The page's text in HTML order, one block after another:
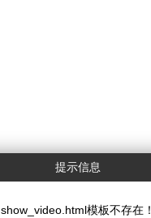
提示信息
show_video.html模板不存在！